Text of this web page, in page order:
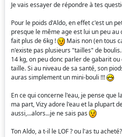
Je vais essayer de répondre à tes
Pour le poids d'Aldo, en effet c'est un
presque le même age est lui un peu
fait plus de 6kg !
Mais non (en tous
n'existe pas plusieurs "tailles" de
14 kg, on peu donc parler de gabarit
taille. Si au niveau de sa santé, son
auras simplement un mini-bouli !!!
En ce qui concerne l'eau, je pense que
ma part, Vizy adore l'eau et la plupart
aussi,...alors...je ne sais pas
Ton Aldo, a t-il le LOF ? ou l'as tu